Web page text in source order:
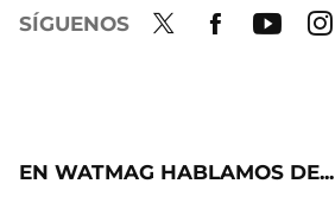
SÍGUENOS
EN WATMAG HABLAMOS DE...